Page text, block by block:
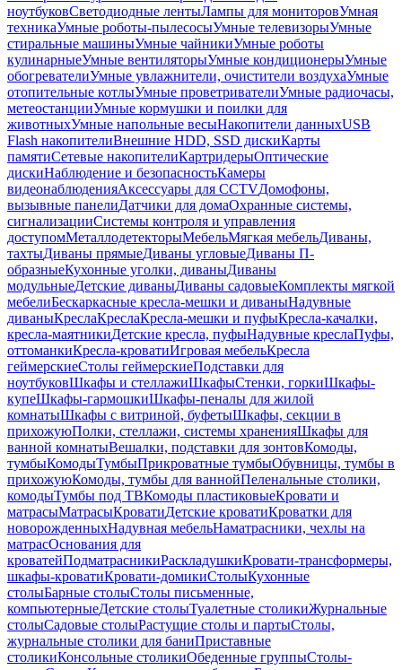
ноутбуковСветодиодные лентыЛампы для мониторовУмная
техникаУмные роботы-пылесосыУмные телевизорыУмные
стиральные машиныУмные чайникиУмные роботы
кулинарныеУмные вентиляторыУмные кондиционерыУмные
обогревателиУмные увлажнители, очистители воздухаУмные
отопительные котлыУмные проветривателиУмные радиочасы,
метеостанцииУмные кормушки и поилки для
животныхУмные напольные весыНакопители данныхUSB
Flash накопителиВнешние HDD, SSD дискиКарты
памятиСетевые накопителиКартридерыОптические
дискиНаблюдение и безопасностьКамеры
видеонаблюденияАксессуары для CCTVДомофоны,
вызывные панелиДатчики для домаОхранные системы,
сигнализацииСистемы контроля и управления
доступомМеталлодетекторыМебельМягкая мебельДиваны,
тахтыДиваны прямыеДиваны угловыеДиваны П-
образныеКухонные уголки, диваныДиваны
модульныеДетские диваныДиваны садовыеКомплекты мягкой
мебелиБескаркасные кресла-мешки и диваныНадувные
диваныКреслаКреслаКресла-мешки и пуфыКресла-качалки,
кресла-маятникиДетские кресла, пуфыНадувные креслаПуфы,
оттоманкиКресла-кроватиИгровая мебельКресла
геймерскиеСтолы геймерскиеПодставки для
ноутбуковШкафы и стеллажиШкафыСтенки, горкиШкафы-
купеШкафы-гармошкиШкафы-пеналы для жилой
комнатыШкафы с витриной, буфетыШкафы, секции в
прихожуюПолки, стеллажи, системы храненияШкафы для
ванной комнатыВешалки, подставки для зонтовКомоды,
тумбыКомодыТумбыПрикроватные тумбыОбувницы, тумбы в
прихожуюКомоды, тумбы для ваннойПеленальные столики,
комодыТумбы под ТВКомоды пластиковыеКровати и
матрасыМатрасыКроватиДетские кроватиКроватки для
новорожденныхНадувная мебельНаматрасники, чехлы на
матрасОснования для
кроватейПодматрасникиРаскладушкиКровати-трансформеры,
шкафы-кроватиКровати-домикиСтолыКухонные
столыБарные столыСтолы письменные,
компьютерныеДетские столыТуалетные столикиЖурнальные
столыСадовые столыРастущие столы и партыСтолы,
журнальные столики для баниПриставные
столикиКонсольные столикиОбеденные группыСтолы-